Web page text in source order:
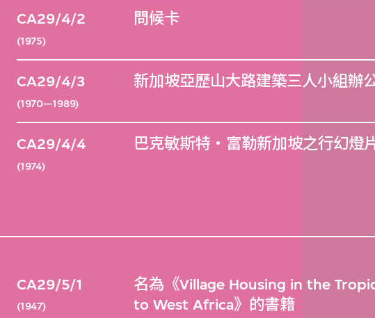
CA29/4/2
(1975)
問候卡
CA29/4/3
(1970—1989)
新加坡亞歷山大路建築三人小組辦
CA29/4/4
(1974)
巴克敏斯特‧富勒新加坡之行幻燈
CA29/5/1
(1947)
名為《Village Housing in the
to West Africa》的書籍